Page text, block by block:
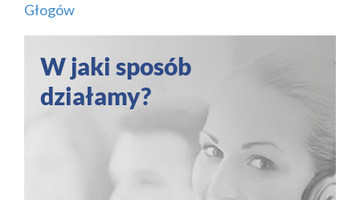
Głogów
W jaki sposób
działamy?